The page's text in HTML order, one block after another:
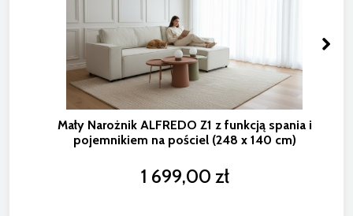
Mały Narożnik ALFREDO Z1 z funkcją spania i
pojemnikiem na pościel (248 x 140 cm)
1 699,00 zł